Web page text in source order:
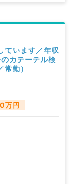
ています／年収
カテーテル検
勤）
万円